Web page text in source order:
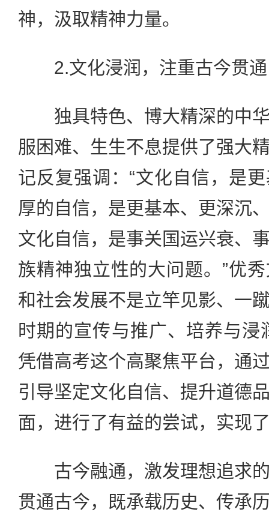
神，汲取精神力量。
2.文化浸润，注重古今贯通
独具特色、博大精深的中华
服困难、生生不息提供了强大
记反复强调：“文化自信，是
厚的自信，是更基本、更深沉
文化自信，是事关国运兴衰、
族精神独立性的大问题。”优
和社会发展不是立竿见影、一
时期的宣传与推广、培养与浸
凭借高考这个高聚焦平台，通
引导坚定文化自信、提升道德
面，进行了有益的尝试，实现
古今融通，激发理想追求的
贯通古今，既承载历史、传承